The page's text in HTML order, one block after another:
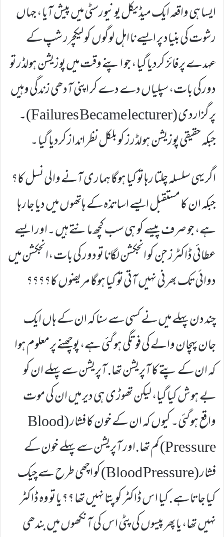
ایسا ہی واقعہ ایک میڈیکل یونیورسٹی میں پیش آیا ، جہاں
رشوت کی بنیاد پر ایسے نا اہل لوگوں کو لیکچرر شپ کے
عہدے پر فائز کردیا گیا ، جو اپنے وقت میں پوزیشن ہولڈر تو
دورکی بات، سپلیاں دے دے کر اپنی آدھی زندگی وہیں
پر گزاردی (Failures Became lecturer)۔
جبکہ حقیقی پوزیشن ہولڈرز کو بلکل نظر انداز کردیا گیا ۔
اگر یہی سلسلہ چلتا رہا تو کیا ہوگا ہماری آنے والی نسل کا؟
جبکہ ان کا مستقبل ایسے اساتذہ کے ہاتھوں میں دیا جارہا
ہے، جو صرف پیسے کو ہی سب کچھ مانتے ہیں ۔اور ایسے
عطائی ڈاکٹرز جن کو انجکشن لگانا تو دور کی بات ،انجکشن میں
دوائی تک بھرنی نہیں آتی تو کیا ہوگا مریضوں کا؟؟؟؟
چند دن پہلے میں نے کسی سے سنا کہ ان کے ہاں ایک
جان پہچان والے کی فوتگی ہوگئی ہے، پوچھنے پر معلوم ہوا
کہ ان کے پتے کا آپریشن تھا. آپریشن سے پہلے ان کو
بے ہوش کیا گیا، لیکن تھوڑی ہی دیر میں ان کی موت
واقع ہوگئی۔ کیوں کہ ان کے خون کا فشار (Blood
Pressure) کم تھا.اور آپریشن سے پہلے خون کے
فشار (Blood Pressure) کو اچھی طرح سے چیک
کیا جاتا ہے. کیا اس ڈاکٹر کو پتا نہیں تھا ؟؟ یا تو وہ ڈاکٹر
نہیں تھا، یا پھر پیسوں کی پٹی اس کی آنکھوں میں بندھی